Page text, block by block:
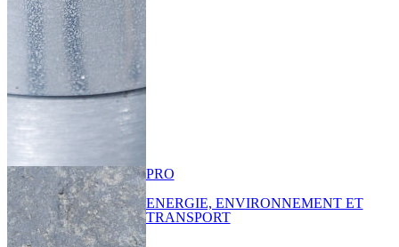
PRO
ENERGIE, ENVIRONNEMENT ET
TRANSPORT